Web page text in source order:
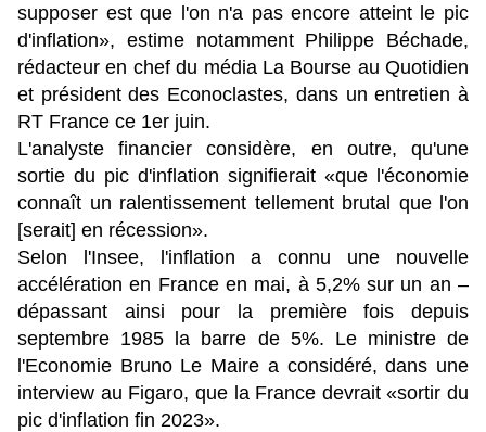
supposer est que l'on n'a pas encore atteint le pic
d'inflation», estime notamment Philippe Béchade,
rédacteur en chef du média La Bourse au Quotidien
et président des Econoclastes, dans un entretien à
RT France ce 1er juin.
L'analyste financier considère, en outre, qu'une
sortie du pic d'inflation signifierait «que l'économie
connaît un ralentissement tellement brutal que l'on
[serait] en récession».
Selon l'Insee, l'inflation a connu une nouvelle
accélération en France en mai, à 5,2% sur un an –
dépassant ainsi pour la première fois depuis
septembre 1985 la barre de 5%. Le ministre de
l'Economie Bruno Le Maire a considéré, dans une
interview au Figaro, que la France devrait «sortir du
pic d'inflation fin 2023».